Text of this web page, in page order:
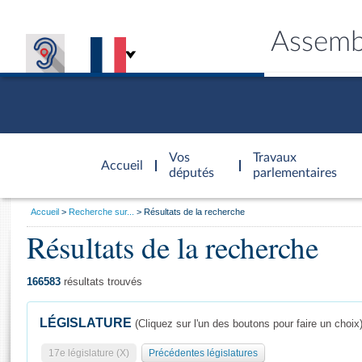
Accueil
d'accueil
Vos
députés
Travaux
parlementaires
Général
Vous
Accueil Recherche sur... Résultats de la recherche
Résultats de la recherche
166583 résultats trouvés
LÉGISLATURE (Cliquez sur l'un des boutons pour faire un choix)
17e législature (X) Précédentes législatures